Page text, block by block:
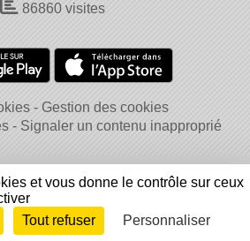
86860visites
Gestion des cookies
Signaler un contenu inapproprié
Connexion
et vous donne le contrôle sur ceux
Tout refuser Personnaliser